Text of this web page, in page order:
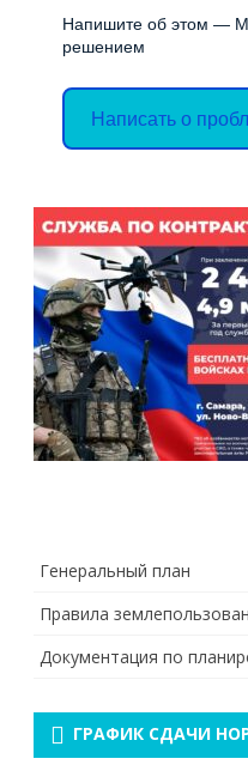
Напишите об этом —
решением
Написать о
Генеральный план
Правила
Документация по
ГРАФИК СДАЧИ